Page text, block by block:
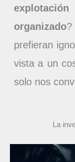
organizado
prefieran
vista a un
solo nos
La